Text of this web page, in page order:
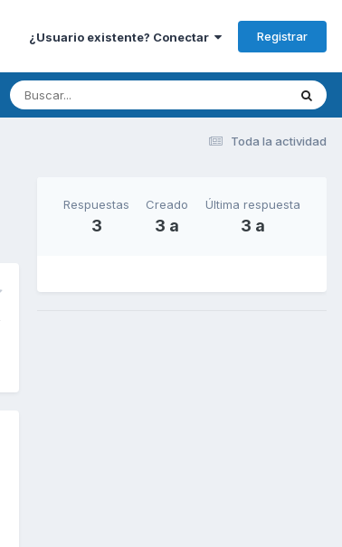
¿Usuario existente? Conectar Registrar
Toda la actividad
Respuestas
3
Creado
3 a
Última respuesta
3 a